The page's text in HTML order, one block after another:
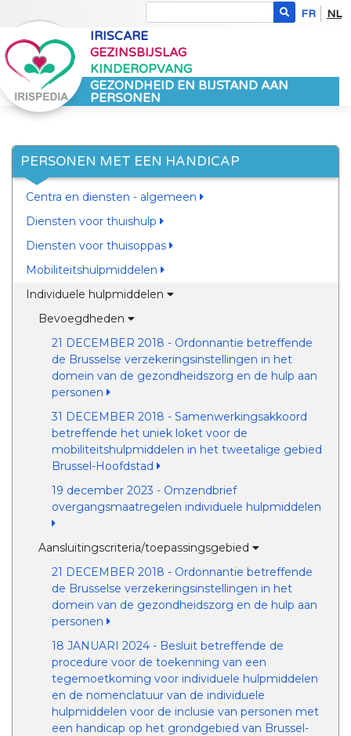
FR NL
IRISCARE
GEZINSBIJSLAG
KINDEROPVANG
GEZONDHEID EN BIJSTAND AAN
PERSONEN
PERSONEN MET EEN HANDICAP
Centra en diensten - algemeen
Diensten voor thuishulp
Diensten voor thuisoppas
Mobiliteitshulpmiddelen
Individuele hulpmiddelen
Bevoegdheden
21 DECEMBER 2018 - Ordonnantie betreffende
de Brusselse verzekeringsinstellingen in het
domein van de gezondheidszorg en de hulp aan
personen
31 DECEMBER 2018 - Samenwerkingsakkoord
betreffende het uniek loket voor de
mobiliteitshulpmiddelen in het tweetalige gebied
Brussel-Hoofdstad
19 december 2023 - Omzendbrief
overgangsmaatregelen individuele hulpmiddelen
Aansluitingscriteria/toepassingsgebied
21 DECEMBER 2018 - Ordonnantie betreffende
de Brusselse verzekeringsinstellingen in het
domein van de gezondheidszorg en de hulp aan
personen
18 JANUARI 2024 - Besluit betreffende de
procedure voor de toekenning van een
tegemoetkoming voor individuele hulpmiddelen
en de nomenclatuur van de individuele
hulpmiddelen voor de inclusie van personen met
een handicap op het grondgebied van Brussel-